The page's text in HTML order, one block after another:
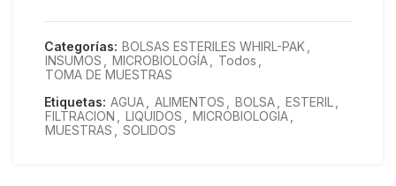
Categorías: BOLSAS ESTERILES WHIRL-PAK
INSUMOS
MICROBIOLOGÍA Todos
TOMA DE MUESTRAS
Etiquetas: AGUA ALIMENTOS BOLSA ESTERIL
FILTRACION
LIQUIDOS MICROBIOLOGIA
MUESTRAS
SOLIDOS